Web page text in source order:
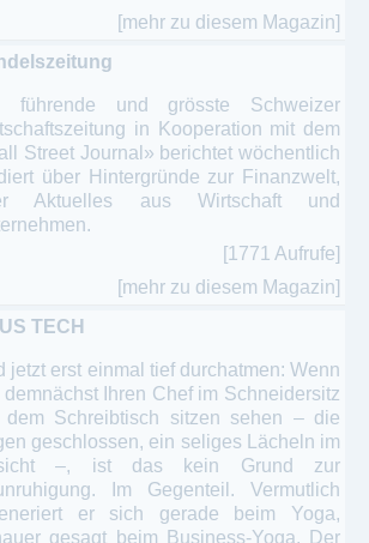
[mehr zu diesem Magazin]
führende und grösste Schweizer
in Kooperation mit dem
Street Journal» berichtet wöchentlich
über Hintergründe zur Finanzwelt,
Aktuelles aus Wirtschaft und
[1771 Aufrufe]
[mehr zu diesem Magazin]
TECH
jetzt erst einmal tief durchatmen: Wenn
demnächst Ihren Chef im Schneidersitz
dem Schreibtisch sitzen sehen – die
geschlossen, ein seliges Lächeln im
–, ist das kein Grund zur
Im Gegenteil. Vermutlich
er sich gerade beim Yoga,
gesagt beim Business-Yoga. Der